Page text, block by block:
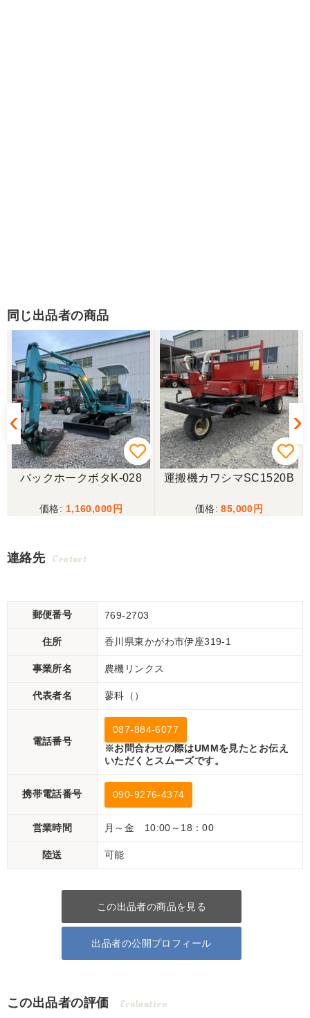
同じ出品者の商品
バックホークボタK-028
1,160,000
運搬機カワシマSC1520B
85,000
連絡先 Contact
郵便番号 769-2703
住所 香川県東かがわ市伊座319-1
事業所名 農機リンクス
代表者名 蓼科（）
電話番号
087-884-6077
※お問合わせの際はUMMを見たとお伝え
いただくとスムーズです。
携帯電話番号 090-9276-4374
営業時間 月～金 10:00～18：00
陸送 可能
この出品者の商品を見る
出品者の公開プロフィール
この出品者の評価 Evaluation